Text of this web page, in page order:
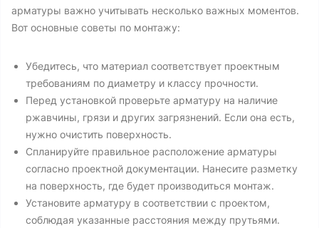
арматуры важно учитывать несколько важных моментов.
Вот основные советы по монтажу:
Убедитесь, что материал соответствует проектным
требованиям по диаметру и классу прочности.
Перед установкой проверьте арматуру на наличие
ржавчины, грязи и других загрязнений. Если она есть,
нужно очистить поверхность.
Спланируйте правильное расположение арматуры
согласно проектной документации. Нанесите разметку
на поверхность, где будет производиться монтаж.
Установите арматуру в соответствии с проектом,
соблюдая указанные расстояния между прутьями.